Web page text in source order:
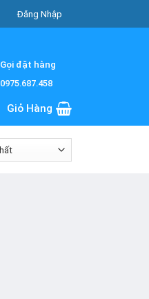
Đăng Nhập
Gọi đặt hàng
0975.687.458
Giỏ Hàng